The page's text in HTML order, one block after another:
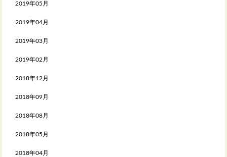
2019年05月
2019年04月
2019年03月
2019年02月
2018年12月
2018年09月
2018年08月
2018年05月
2018年04月